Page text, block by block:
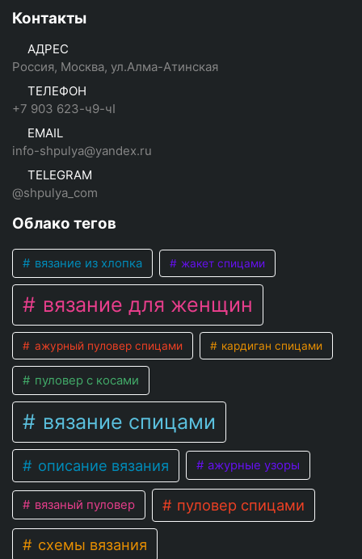
Контакты
АДРЕС
Россия, Москва, ул.Алма-Атинская
ТЕЛЕФОН
+7 903 623-ч9-чI
EMAIL
info-shpulya@yandex.ru
TELEGRAM
@shpulya_com
Облако тегов
вязание из хлопка жакет спицами
вязание для женщин
ажурный пуловер спицами кардиган спицами
пуловер с косами
вязание спицами
описание вязания ажурные узоры
вязаный пуловер пуловер спицами
схемы вязания